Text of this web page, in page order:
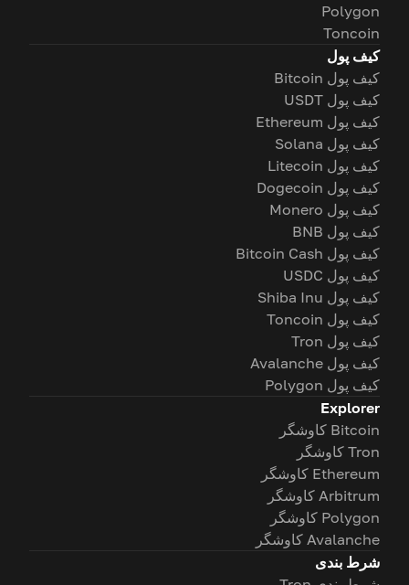
Polygon
Toncoin
کیف پول
کیف پول Bitcoin
کیف پول USDT
کیف پول Ethereum
کیف پول Solana
کیف پول Litecoin
کیف پول Dogecoin
کیف پول Monero
کیف پول BNB
کیف پول Bitcoin Cash
کیف پول USDC
کیف پول Shiba Inu
کیف پول Toncoin
کیف پول Tron
کیف پول Avalanche
کیف پول Polygon
Explorer
Bitcoin کاوشگر
Tron کاوشگر
Ethereum کاوشگر
Arbitrum کاوشگر
Polygon کاوشگر
Avalanche کاوشگر
شرط بندی